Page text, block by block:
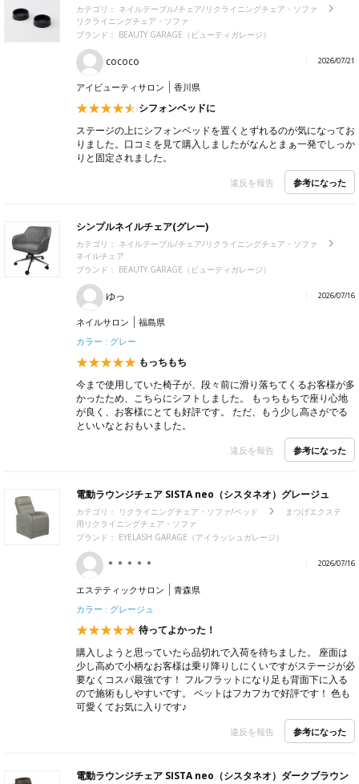
カテゴリ： ネイルテーブル/チェア/リクライニングチェア・ソファ
リクライニングチェア・ソファ
ブランド： BEAUTY GARAGE（ビューティガレージ）
cococo 2026/07/21
アイビューティサロン 香川県
シフォンベッドに
ステージの上にシフォンベッドを置くとずれるのが気になってお
りました。口コミを見て購入しましたがなんとまぁ一発でしっか
りと固定されました。
違反を報告 参考になった
シンプルネイルチェア(グレー)
カテゴリ： ネイルテーブル/チェア/リクライニングチェア・ソファ
ネイルチェア
ブランド： BEAUTY GARAGE（ビューティガレージ）
ゆっ 2026/07/16
ネイルサロン
福島県
カラー : グレー
もっちもち
今まで使用していた椅子が、段々前に滑り落ちてくるお客様が多
かったため、こちらにシフトしました。 もっちもちで座り心地
が良く、お客様にとても好評です。 ただ、もう少し高さがでる
といいなとおもいました。
違反を報告 参考になった
電動ラウンジチェア SISTA neo（シスタネオ）グレージュ
カテゴリ： リクライニングチェア・ソファ/ベッド
まつげエクステ
用リクライニングチェア・ソファ
ブランド： EYELASH GARAGE（アイラッシュガレージ）
＊＊＊＊＊ 2026/07/16
エステティックサロン
青森県
カラー : グレージュ
待ってよかった！
購入しようと思っていたら品切れで入荷を待ちました。 座面は
少し高めで小柄なお客様は乗り降りしにくいですがステージが必
要なくコスパ最強です！ フルフラットになり足も背面下に入る
ので施術もしやすいです。 ベットはフカフカで好評です！ 色も
可愛くてお気に入りです♪
違反を報告 参考になった
電動ラウンジチェア SISTA neo（シスタネオ）ダークブラウン